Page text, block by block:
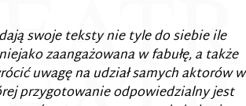
swoje teksty nie tyle do siebie ile
zaangażowana w fabułę, a także
uwagę na udział samych aktorów w
przygotowanie odpowiedzialny jest